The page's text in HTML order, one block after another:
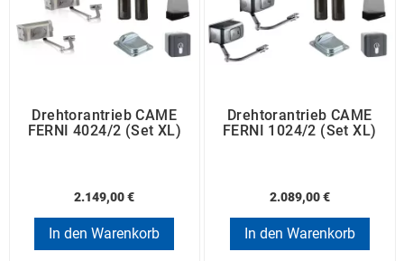
Drehtorantrieb CAME
FERNI 4024/2 (Set XL)
2.149,00 €
In den Warenkorb
Drehtorantrieb CAME
FERNI 1024/2 (Set XL)
2.089,00 €
In den Warenkorb